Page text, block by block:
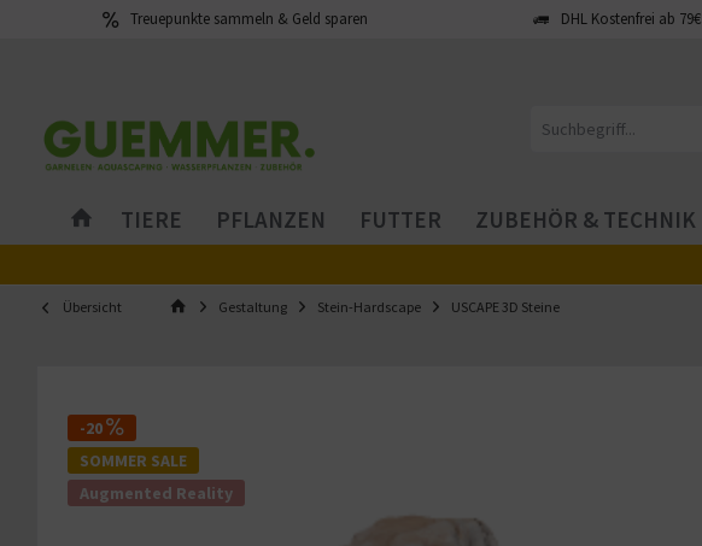
Treuepunkte sammeln & Geld sparen DHL Kostenfrei ab 79€
TIERE PFLANZEN FUTTER ZUBEHÖR & TECHNIK
Übersicht Gestaltung Stein-Hardscape USCAPE 3D Steine
-20
SOMMER SALE
Augmented Reality